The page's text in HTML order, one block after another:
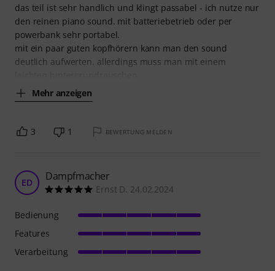
das teil ist sehr handlich und klingt passabel - ich nutze nur
den reinen piano sound. mit batteriebetrieb oder per
powerbank sehr portabel.
mit ein paar guten kopfhörern kann man den sound
deutlich aufwerten. allerdings muss man mit einem
Mehr anzeigen
3 1 BEWERTUNG MELDEN
ED Dampfmacher
Ernst D. 24.02.2024
Bedienung
Features
Verarbeitung